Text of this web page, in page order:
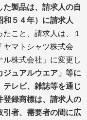
製品は、請求人の自
和５４年）に請求人
たこと、請求人は、１
ヤマトシャツ株式会
株式会社」に変更し
ジュアルウエア」等に
レビ、雑誌等を通じ
登録商標は、請求人の
引者、需要者の間に広